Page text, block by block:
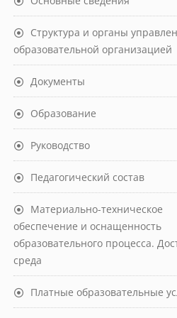
Структура и органы
образовательной организацией
Документы
Образование
Руководство
Педагогический состав
Материально-техническое
обеспечение и оснащенность
образовательного процесса.
среда
Платные образовательные